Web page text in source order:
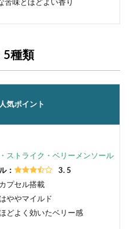
苦味とほどよい香り
5種類
気ポイント
ストライク・ベリーメンソール
：
3. 5
プセル搭載
ややマイルド
どよく効いたベリー感